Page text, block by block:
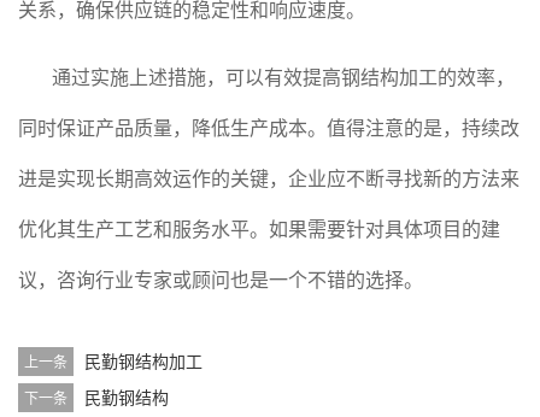
关系，确保供应链的稳定性和响应速度。
通过实施上述措施，可以有效提高钢结构加工的效率，
同时保证产品质量，降低生产成本。值得注意的是，持续改
进是实现长期高效运作的关键，企业应不断寻找新的方法来
优化其生产工艺和服务水平。如果需要针对具体项目的建
议，咨询行业专家或顾问也是一个不错的选择。
上一条 民勤钢结构加工
下一条 民勤钢结构